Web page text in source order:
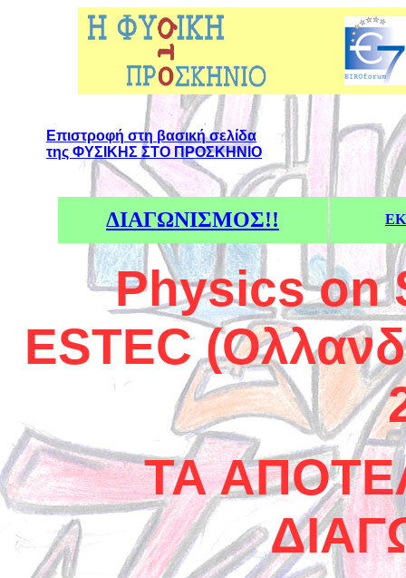
Επιστροφή στη βασική σελίδα
της ΦΥΣΙΚΗΣ ΣΤΟ ΠΡΟΣΚΗΝΙΟ
ΔΙΑΓΩΝΙΣΜΟΣ!!
Physics on
ESTEC
ΤΑ